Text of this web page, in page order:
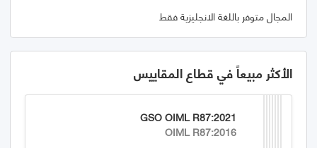
المجال متوفر باللغة الانجليزية فقط
الأكثر مبيعاً في قطاع المقاييس
GSO OIML R87:2021
OIML R87:2016